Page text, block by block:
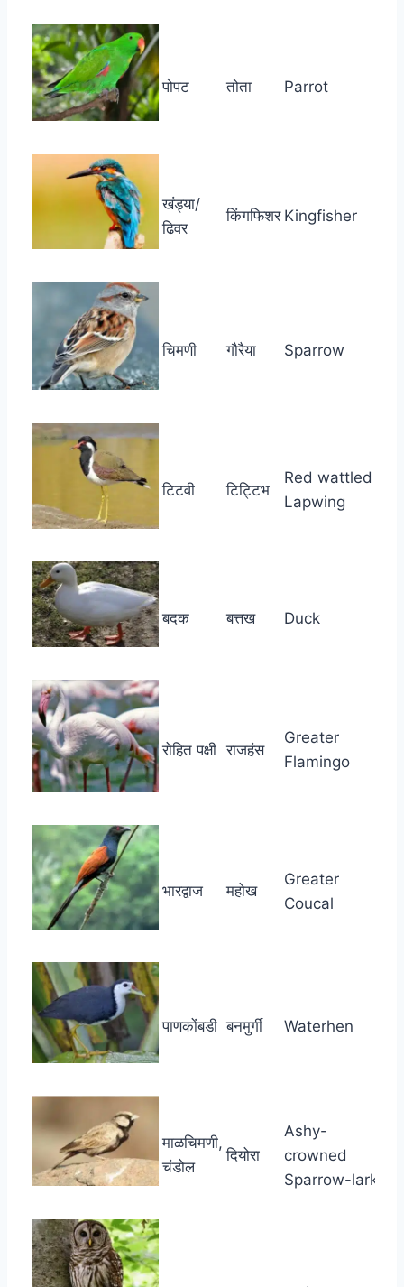
पोपट तोता Parrot
खंड्या/
ढिवर
किंगफिशर Kingfisher
चिमणी गौरैया Sparrow
टिटवी टिट्टिभ
Red wattled
Lapwing
बदक बत्तख Duck
रोहित पक्षी राजहंस
Greater
Flamingo
भारद्वाज महोख
Greater
Coucal
पाणकोंबडी बनमुर्गी Waterhen
माळचिमणी,
चंडोल
दियोरा
Ashy-
crowned
Sparrow-lark